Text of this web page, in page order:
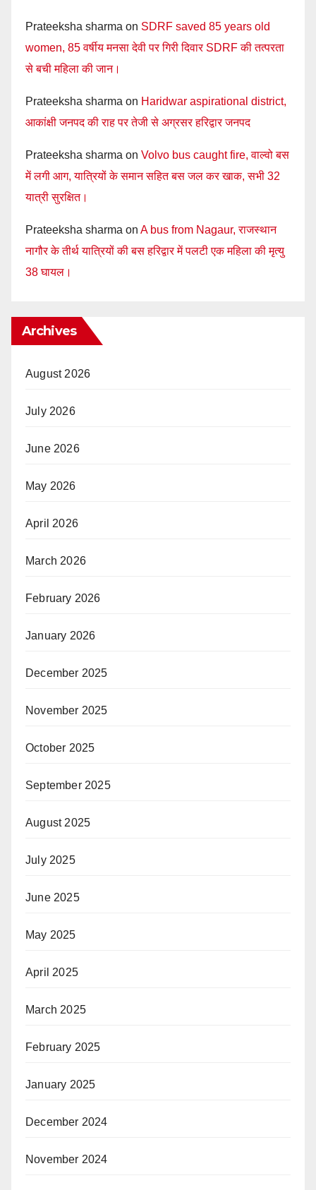
Prateeksha sharma on SDRF saved 85 years old
women, 85 वर्षीय मनसा देवी पर गिरी दिवार SDRF की तत्परता
से बची महिला की जान।
Prateeksha sharma on Haridwar aspirational district,
आकांक्षी जनपद की राह पर तेजी से अग्रसर हरिद्वार जनपद
Prateeksha sharma on Volvo bus caught fire, वाल्वो बस
में लगी आग, यात्रियों के समान सहित बस जल कर खाक, सभी 32
यात्री सुरक्षित।
Prateeksha sharma on A bus from Nagaur, राजस्थान
नागौर के तीर्थ यात्रियों की बस हरिद्वार में पलटी एक महिला की मृत्यु
38 घायल।
Archives
August 2026
July 2026
June 2026
May 2026
April 2026
March 2026
February 2026
January 2026
December 2025
November 2025
October 2025
September 2025
August 2025
July 2025
June 2025
May 2025
April 2025
March 2025
February 2025
January 2025
December 2024
November 2024